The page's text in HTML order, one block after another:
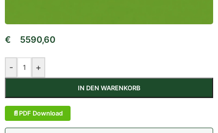
€ 5590,60
- +
IN DEN WARENKORB
PDF Download